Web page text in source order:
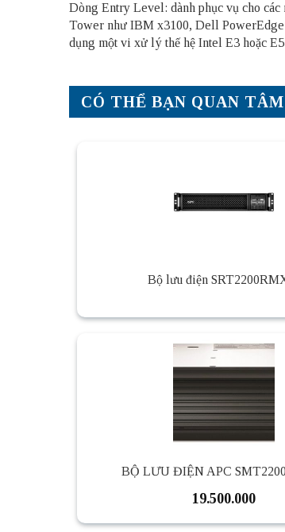
Dòng Entry Level: dành phục vụ cho các
Tower như IBM x3100, Dell PowerEdge
dụng một vi xử lý thế hệ Intel E3 hoặc
CÓ THỂ BẠN QUAN TÂM
Bộ lưu điện
BỘ LƯU ĐIỆN APC
19.500.000